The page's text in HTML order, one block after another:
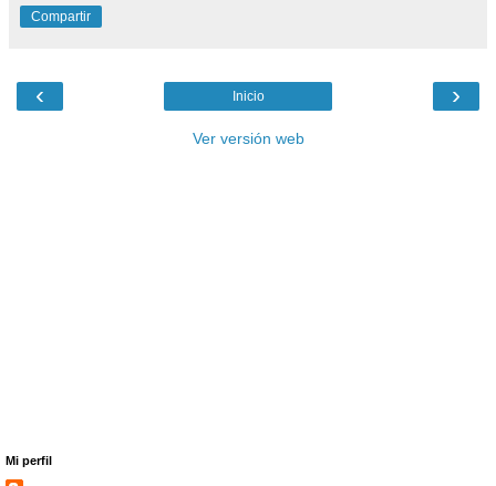
Compartir
‹ ›
Inicio
Ver versión web
Mi perfil